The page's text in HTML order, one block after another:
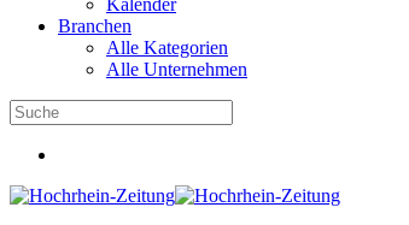
Kalender
Branchen
Alle Kategorien
Alle Unternehmen